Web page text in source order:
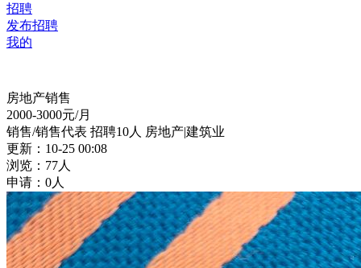
招聘
发布招聘
我的
房地产销售
2000-3000元/月
销售/销售代表 招聘10人 房地产|建筑业
更新：10-25 00:08
浏览：77人
申请：0人